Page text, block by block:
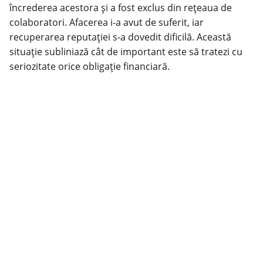
încrederea acestora și a fost exclus din rețeaua de
colaboratori. Afacerea i-a avut de suferit, iar
recuperarea reputației s-a dovedit dificilă. Această
situație subliniază cât de important este să tratezi cu
seriozitate orice obligație financiară.